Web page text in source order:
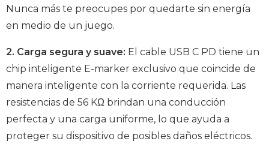
Nunca más te preocupes por quedarte sin energía
en medio de un juego.
2. Carga segura y suave: El cable USB C PD tiene un
chip inteligente E-marker exclusivo que coincide de
manera inteligente con la corriente requerida. Las
resistencias de 56 KΩ brindan una conducción
perfecta y una carga uniforme, lo que ayuda a
proteger su dispositivo de posibles daños eléctricos.